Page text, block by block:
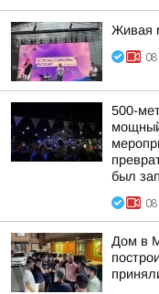
Живая
500-
был
Дом в